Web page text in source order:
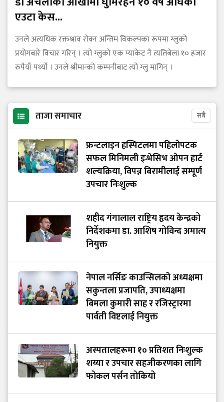
एउटा केस...
उनले अत्यधिक रक्तश्राव रोक्न अन्तिम विकल्पका रूपमा ग्लुको
प्रयोगबारे विचार गरिन् । त्यो ग्लुको एक प्याकेट नै त्यतिबेला १० हजार
रुपैयाँ पर्थ्यो । उनले श्रीमान्को कम्पनीबाट त्यो ग्लु मागिन् ।
ताजा समाचार सबै
फ्रन्टलाइन हस्पिटलमा पहिलोपटक
सफल मिनिमली इन्भेसिभ ओपन हार्ट
शल्यक्रिया, विपन्न बिरामीलाई सम्पूर्ण
उपचार निःशुल्क
शहीद गंगालाल राष्ट्रिय हृदय केन्द्रको
निर्देशकमा डा. आशिष गोविन्द अमात्य
नियुक्त
नेपाल नर्सिङ काउन्सिलको अध्यक्षमा
सकुन्तला प्रजापति, उपाध्यक्षमा
बिमला कुमारी साह र रजिस्ट्रारमा
पार्वती विष्टलाई नियुक्त
अस्पतालहरूमा १० प्रतिशत निःशुल्क
शय्या र उपचार सहजीकरणका लागि
फोकल पर्सन तोकियो